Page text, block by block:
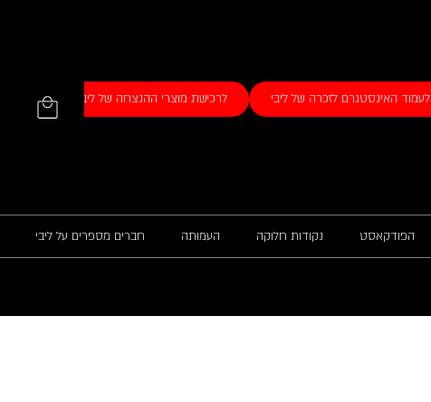
לעמוד האינסטגרם לזכרה של ליבי לרכישת מוצרי ההנצחה של ליבי עגלת
הפודקאסט נקודות חלוקה העמותה חברים מספרים על ליבי